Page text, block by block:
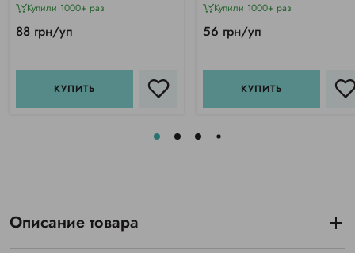
Купили 1000+ раз
88 грн/уп
КУПИТЬ
Купили 1000+ раз
56 грн/уп
КУПИТЬ
Описание товара